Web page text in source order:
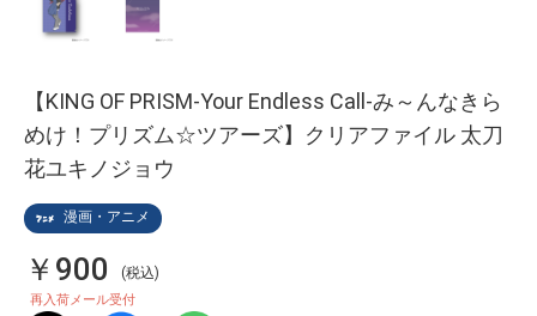
漫画・アニメ
【KING OF PRISM-Your Endless Call-み～んなきら
めけ！プリズム☆ツアーズ】クリアファイル 太刀
花ユキノジョウ
￥900 (税込)
再入荷メール受付